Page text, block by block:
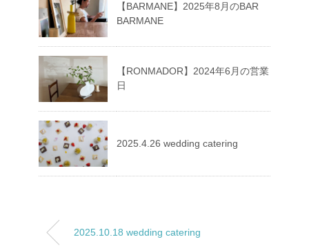
【BARMANE】2025年8月のBAR
BARMANE
【RONMADOR】2024年6月の営業
日
2025.4.26 wedding catering
2025.10.18 wedding catering